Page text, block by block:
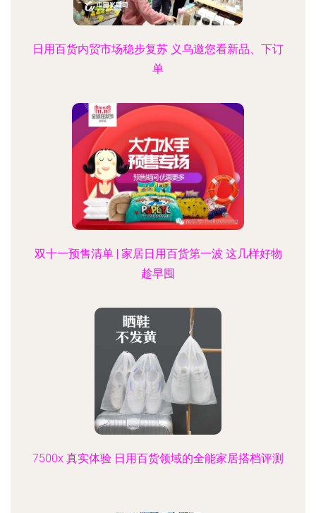
日用百货内贸市场稳步复苏 义乌邀您看新品、下订
单
双十一预售清单 | 家居日用百货第一波 这几样好物
趁早囤
7500x 真实体验 日用百货领域的全能家居搭档评测